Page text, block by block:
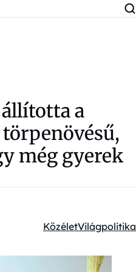
a
még gyerek
Kategóriák:
KözéletVilágpolitika